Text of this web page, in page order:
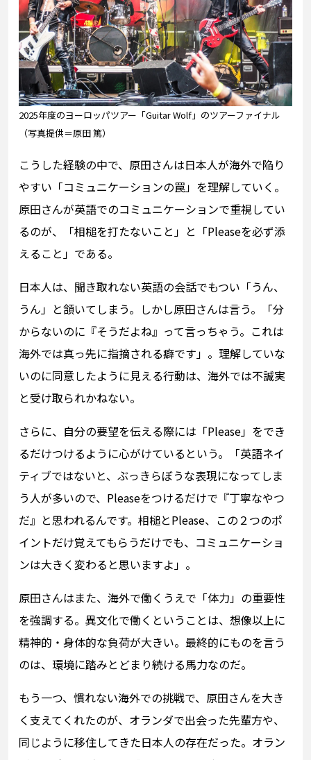
2025年度のヨーロッパツアー「Guitar Wolf」のツアーファイナル
（写真提供＝原田 篤）
こうした経験の中で、原田さんは日本人が海外で陥り
やすい「コミュニケーションの罠」を理解していく。
原田さんが英語でのコミュニケーションで重視してい
るのが、「相槌を打たないこと」と「Pleaseを必ず添
えること」である。
日本人は、聞き取れない英語の会話でもつい「うん、
うん」と頷いてしまう。しかし原田さんは言う。「分
からないのに『そうだよね』って言っちゃう。これは
海外では真っ先に指摘される癖です」。理解していな
いのに同意したように見える行動は、海外では不誠実
と受け取られかねない。
さらに、自分の要望を伝える際には「Please」をでき
るだけつけるように心がけているという。「英語ネイ
ティブではないと、ぶっきらぼうな表現になってしま
う人が多いので、Pleaseをつけるだけで『丁寧なやつ
だ』と思われるんです。相槌とPlease、この２つのポ
イントだけ覚えてもらうだけでも、コミュニケーショ
ンは大きく変わると思いますよ」。
原田さんはまた、海外で働くうえで「体力」の重要性
を強調する。異文化で働くということは、想像以上に
精神的・身体的な負荷が大きい。最終的にものを言う
のは、環境に踏みとどまり続ける馬力なのだ。
もう一つ、慣れない海外での挑戦で、原田さんを大き
く支えてくれたのが、オランダで出会った先輩方や、
同じように移住してきた日本人の存在だった。オラン